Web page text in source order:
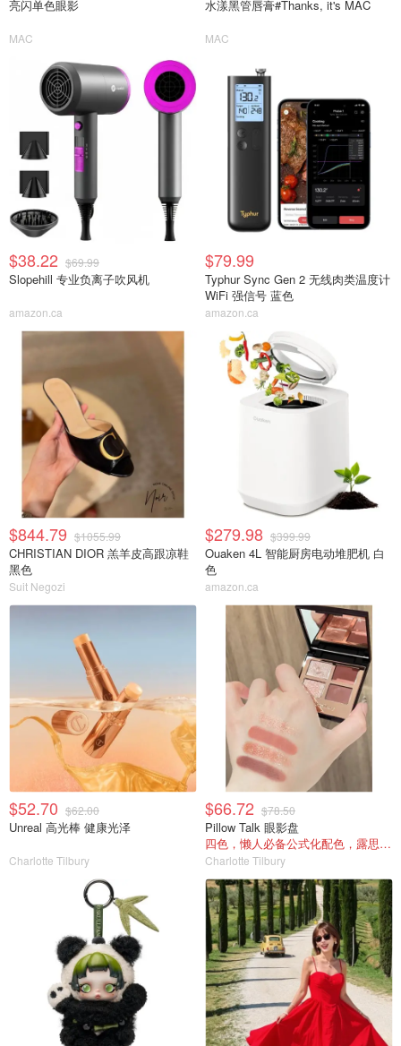
亮闪单色眼影
MAC
水漾黑管唇膏#Thanks, it's MAC
MAC
$38.22 $69.99
Slopehill 专业负离子吹风机
amazon.ca
$79.99
Typhur Sync Gen 2 无线肉类温度计
WiFi 强信号 蓝色
amazon.ca
$844.79 $1055.99
CHRISTIAN DIOR 羔羊皮高跟凉鞋
黑色
Suit Negozi
$279.98 $399.99
Ouaken 4L 智能厨房电动堆肥机 白
色
amazon.ca
$52.70 $62.00
Unreal 高光棒 健康光泽
Charlotte Tilbury
$66.72 $78.50
Pillow Talk 眼影盘
四色，懒人必备公式化配色，露思超爱！
Charlotte Tilbury